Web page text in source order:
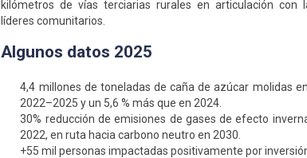
kilómetros de vías terciarias rurales en articulación con
líderes comunitarios.
Algunos datos 2025
4,4 millones de toneladas de caña de azúcar molidas
2022–2025 y un 5,6 % más que en 2024.
30% reducción de emisiones de gases de efecto
2022, en ruta hacia carbono neutro en 2030.
+55 mil personas impactadas positivamente por